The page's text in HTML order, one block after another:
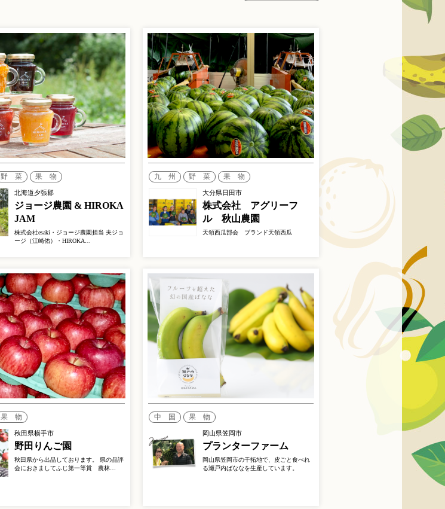
野 菜 果 物
北海道夕張郡
ジョージ農園 & HIROKA
JAM
株式会社esaki・ジョージ農園担当 夫ジョ
ージ（江崎佑）・HIROKA…
九 州 野 菜 果 物
大分県日田市
株式会社 アグリーフ
ル 秋山農園
天領西瓜部会 ブランド天領西瓜
果 物
秋田県横手市
野田りんご園
秋田県から出品しております。 県の品評
会におきましてふじ第一等賞 農林…
中 国 果 物
岡山県笠岡市
プランターファーム
岡山県笠岡市の干拓地で、皮ごと食べれ
る瀬戸内ばななを生産しています。